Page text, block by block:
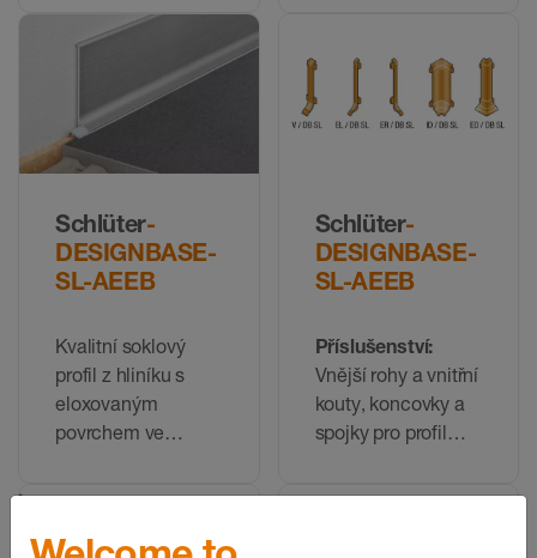
vzhledu ve dvou
výškách
Schlüter-
DESIGNBASE-
SL-AEEB
Kvalitní soklový
profil z hliníku s
eloxovaným
povrchem ve
oceli ve dvou
Schlüter-
DESIGNBASE-
SL-AEEB
Příslušenství:
Vnější rohy a vnitřní
kouty, koncovky a
spojky pro profil
AEEB